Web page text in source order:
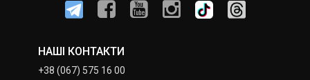
НАШІ КОНТАКТИ
+38 (067) 575 16 00